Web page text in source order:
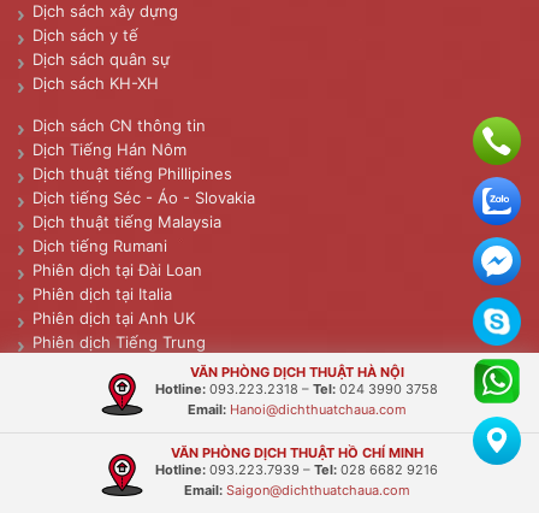
Dịch sách xây dựng
Dịch sách y tế
Dịch sách quân sự
Dịch sách KH-XH
Dịch sách CN thông tin
Dịch Tiếng Hán Nôm
Dịch thuật tiếng Phillipines
Dịch tiếng Séc - Áo - Slovakia
Dịch thuật tiếng Malaysia
Dịch tiếng Rumani
Phiên dịch tại Đài Loan
Phiên dịch tại Italia
Phiên dịch tại Anh UK
Phiên dịch Tiếng Trung
Phiên dịch Quảng Châu
Phiên dịch tại Hàn Quốc
Phiên dịch tại Nhật
VĂN PHÒNG DỊCH THUẬT HÀ NỘI
Hotline: 093.223.2318 – Tel: 024 3990 3758
Email: Hanoi@dichthuatchaua.com
VĂN PHÒNG DỊCH THUẬT HỒ CHÍ MINH
Hotline: 093.223.7939 – Tel: 028 6682 9216
Email: Saigon@dichthuatchaua.com